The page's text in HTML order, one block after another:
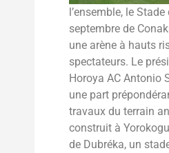
l’ensemble, le Stade
septembre de
une arène à hauts
spectateurs. Le
Horoya AC Antonio
une part
travaux du terrain
construit à
de Dubréka, un